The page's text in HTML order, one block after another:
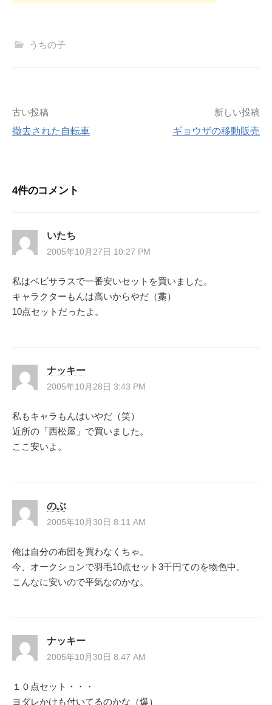
うちの子
投
稿
ビ
ゲ
ー
シ
ョ
古い投稿
撤去された自転車
新しい投稿
ギョウザの移動販売
4件のコメント
いたち
2005年10月27日 10:27 PM
私はベビサラスで一番安いセットを買いました。
キャラクターもんは高いからやだ（藁）
10点セットだったよ。
ナッキー
2005年10月28日 3:43 PM
私もキャラもんはいやだ（笑）
近所の「西松屋」で買いました。
ここ安いよ。
のぶ
2005年10月30日 8:11 AM
俺は自分の布団を買わなくちゃ。
今、オークションで羽毛10点セット3千円てのを物色中。
こんなに安いので平気なのかな。
ナッキー
2005年10月30日 8:47 AM
１０点セット・・・
ヨダレかけも付いてるのかな（爆）